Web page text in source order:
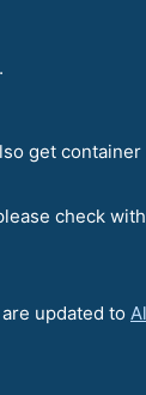
get
check
updated to